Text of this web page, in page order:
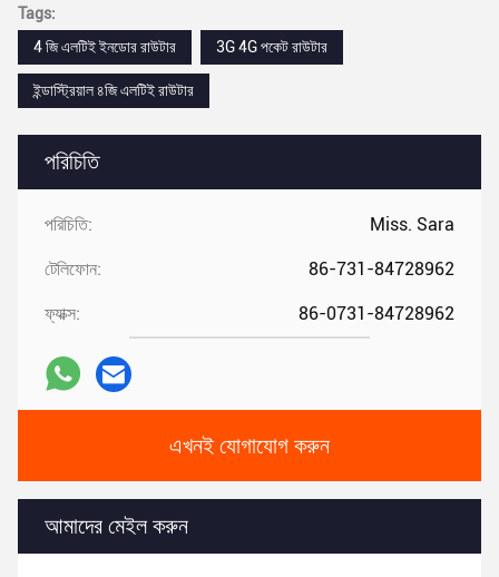
পরিচিতি
পরিচিতি: Miss. Sara
টেলিফোন: 86-731-84728962
ফ্যাক্স: 86-0731-84728962
এখনই যোগাযোগ করুন
আমাদের মেইল ​​করুন
Tags:
4 জি এলটিই ইনডোর রাউটার
3G 4G পকেট রাউটার
ইন্ডাস্ট্রিয়াল ৪জি এলটিই রাউটার